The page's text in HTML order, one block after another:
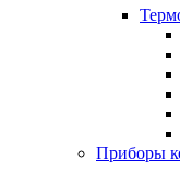
Приборы